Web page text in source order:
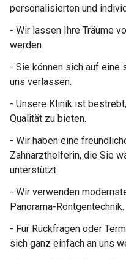
personalisierten und
- Wir lassen Ihre Träume
werden.
- Sie können sich auf eine
uns verlassen.
- Unsere Klinik ist
Qualität zu bieten.
- Wir haben eine
Zahnarzthelferin, die Sie
unterstützt.
- Wir verwenden
Panorama-Röntgentechnik.
- Für Rückfragen oder
sich ganz einfach an uns